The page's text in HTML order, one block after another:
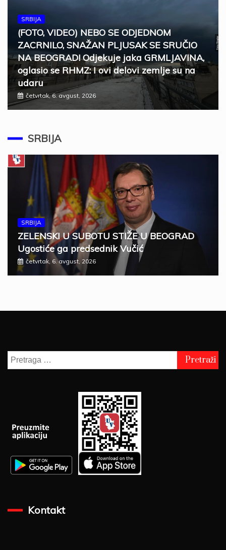
SRBIJA
(FOTO, VIDEO) NEBO SE ODJEDNOM
ZACRNILO, SNAŽAN PLJUSAK SE SRUČIO
NA BEOGRAD! Odjekuje jaka GRMLJAVINA,
oglasio se RHMZ: I ovi delovi zemlje su na
udaru
četvrtak, 6. avgust, 2026
SRBIJA
SRBIJA
ZELENSKI U SUBOTU STIŽE U BEOGRAD
Ugostiće ga predsednik Vučić
četvrtak, 6. avgust, 2026
Pretraga
za:
Kontakt